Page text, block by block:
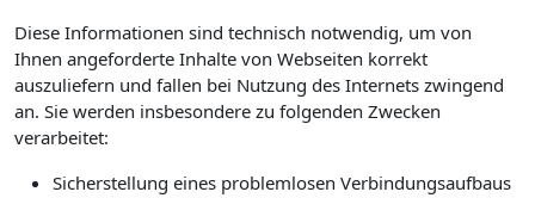
Diese Informationen sind technisch notwendig, um von
Ihnen angeforderte Inhalte von Webseiten korrekt
auszuliefern und fallen bei Nutzung des Internets zwingend
an. Sie werden insbesondere zu folgenden Zwecken
verarbeitet:
Sicherstellung eines problemlosen Verbindungsaufbaus